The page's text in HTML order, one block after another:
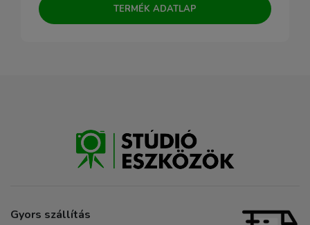
TERMÉK ADATLAP
Gyors szállítás